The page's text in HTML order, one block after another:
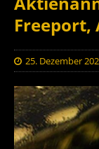
Freeport,
25. Dezember